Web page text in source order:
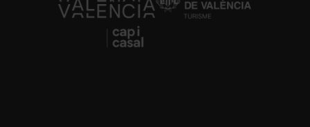
https://fundacion.visitvalencia.com/